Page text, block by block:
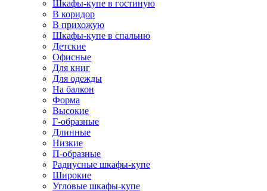
Шкафы-купе в гостиную
В коридор
В прихожую
Шкафы-купе в спальню
Детские
Офисные
Для книг
Для одежды
На балкон
Форма
Высокие
Г-образные
Длинные
Низкие
П-образные
Радиусные шкафы-купе
Широкие
Угловые шкафы-купе